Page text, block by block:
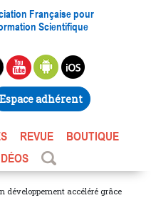
Française pour
Scientifique
Espace adhérent
REVUE
BOUTIQUE
développement accéléré grâce